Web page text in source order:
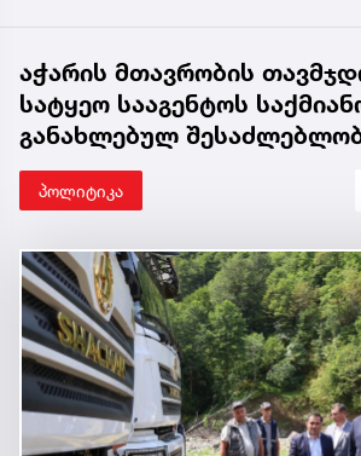
აჭარის მთავრობის
სატყეო სააგენტოს
განახლებულ
პოლიტიკა